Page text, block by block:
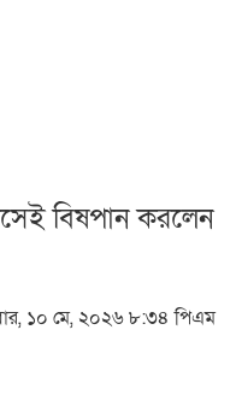
বিষপান করলেন
১০ মে, ২০২৬ ৮:৩৪ পিএম